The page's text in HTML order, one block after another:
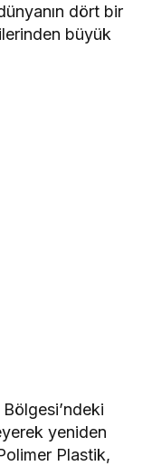
dört bir
büyük
yeniden
Plastik,